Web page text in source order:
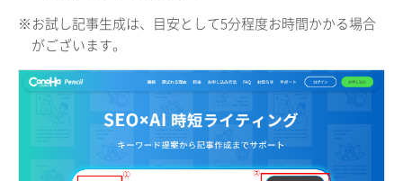
※お試し記事生成は、目安として5分程度お時間かかる場合
がございます。